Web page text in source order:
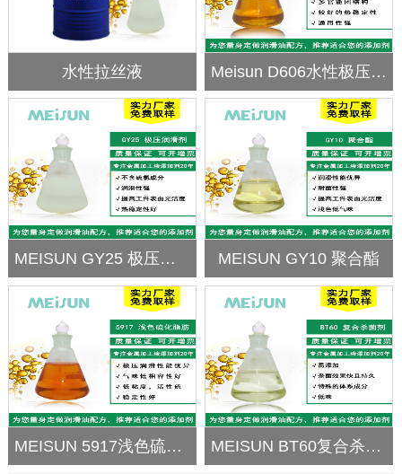
水性拉丝液 Meisun D606水性极压润滑剂
MEISUN GY25 极压润滑剂 MEISUN GY10 聚合酯
MEISUN 5917浅色硫化脂肪 MEISUN BT60复合杀菌剂